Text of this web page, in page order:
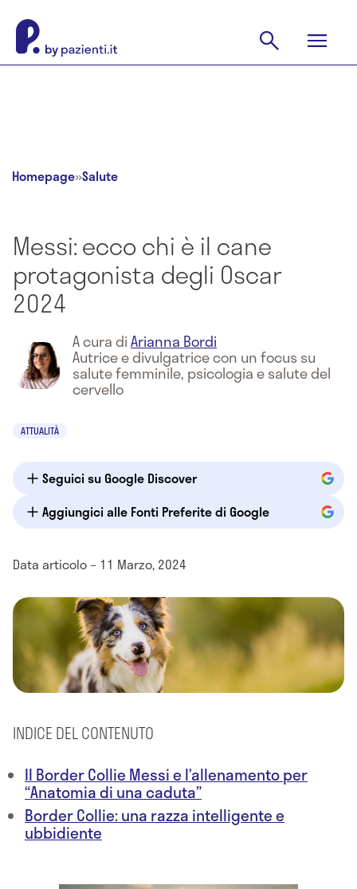
Homepage»Salute
Messi: ecco chi è il cane
protagonista degli Oscar
2024
A cura diArianna Bordi
Autrice e divulgatrice con un focus su
salute femminile, psicologia e salute del
cervello
ATTUALITÀ
Seguici su Google Discover
Aggiungici alle Fonti Preferite di Google
Data articolo – 11 Marzo, 2024
INDICE DEL CONTENUTO
Il Border Collie Messi e l’allenamento per
“Anatomia di una caduta”
Border Collie: una razza intelligente e
ubbidiente